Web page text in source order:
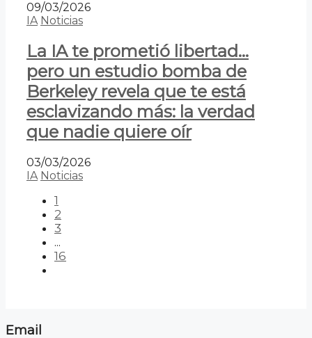
09/03/2026
IA Noticias
La IA te prometió libertad…
pero un estudio bomba de
Berkeley revela que te está
esclavizando más: la verdad
que nadie quiere oír
03/03/2026
IA Noticias
1
2
3
...
16
Email